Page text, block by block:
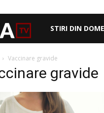
STIRI DIN
Vaccinare gravide
gravide